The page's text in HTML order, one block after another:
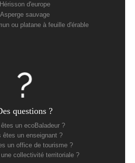
Hérisson d'europe
Asperge sauvage
ou platane à feuille d'érable
questions ?
un ecoBaladeur ?
êtes un enseignant ?
un office de tourisme ?
collectivité territoriale ?